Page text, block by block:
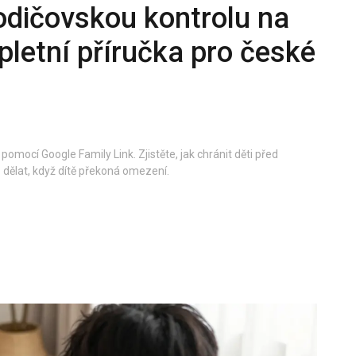
kontrolu na
příručka pro české
Google Family Link. Zjistěte, jak chránit děti před
když dítě překoná omezení.